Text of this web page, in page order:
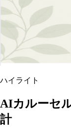
ハイライト
AIカルーセ
計